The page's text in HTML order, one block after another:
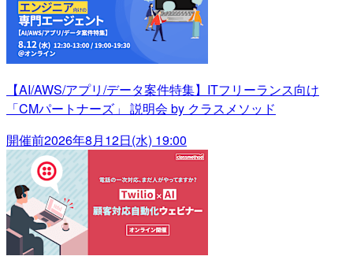
【AI/AWS/アプリ/データ案件特集】ITフリーランス向け
「CMパートナーズ」 説明会 by クラスメソッド
開催前2026年8月12日(水) 19:00